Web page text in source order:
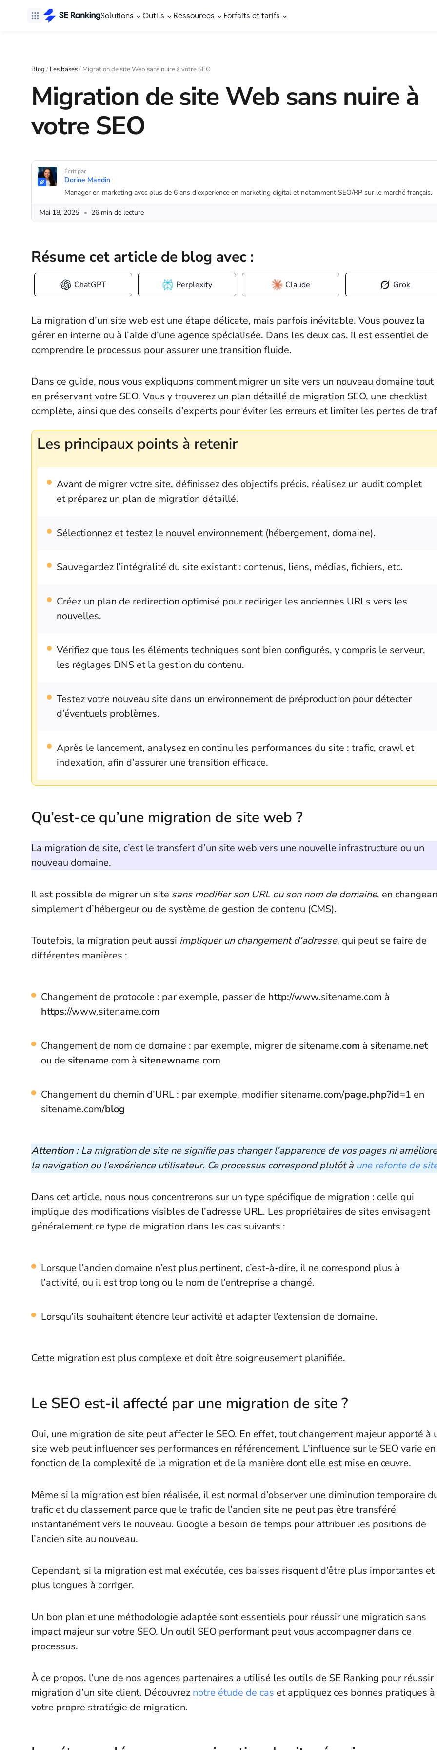
Solutions Outils Ressources Forfaits et tarifs
Blog / Les bases/ Migration de site Web sans nuire à votre SEO
Migration de site Web sans nuire à
votre SEO
Écrit par
Dorine Mandin
Manager en marketing avec plus de 6 ans d'experience en marketing digital et notamment SEO/RP sur le marché français.
Mai 18, 2025 26 min de lecture
Résume cet article de blog avec :
ChatGPT Perplexity Claude Grok
La migration d’un site web est une étape délicate, mais parfois inévitable. Vous pouvez la
gérer en interne ou à l’aide d’une agence spécialisée. Dans les deux cas, il est essentiel de
comprendre le processus pour assurer une transition fluide.
Dans ce guide, nous vous expliquons comment migrer un site vers un nouveau domaine tout
en préservant votre SEO. Vous y trouverez un plan détaillé de migration SEO, une checklist
complète, ainsi que des conseils d’experts pour éviter les erreurs et limiter les pertes de
Les principaux points à retenir
Avant de migrer votre site, définissez des objectifs précis, réalisez un audit complet
et préparez un plan de migration détaillé.
Sélectionnez et testez le nouvel environnement (hébergement, domaine).
Sauvegardez l’intégralité du site existant : contenus, liens, médias, fichiers, etc.
Créez un plan de redirection optimisé pour rediriger les anciennes URLs vers les
nouvelles.
Vérifiez que tous les éléments techniques sont bien configurés, y compris le serveur,
les réglages DNS et la gestion du contenu.
Testez votre nouveau site dans un environnement de préproduction pour détecter
d’éventuels problèmes.
Après le lancement, analysez en continu les performances du site : trafic, crawl et
indexation, afin d’assurer une transition efficace.
Qu’est-ce qu’une migration de site web ?
La migration de site, c’est le transfert d’un site web vers une nouvelle infrastructure ou un
nouveau domaine.
Il est possible de migrer un site sans modifier son URL ou son nom de domaine, en
simplement d’hébergeur ou de système de gestion de contenu (CMS).
Toutefois, la migration peut aussi impliquer un changement d’adresse, qui peut se faire de
différentes manières :
Changement de protocole : par exemple, passer de http://www.sitename.com à
https://www.sitename.com
Changement de nom de domaine : par exemple, migrer de sitename.com à sitename.net
ou de sitename.com à sitenewname.com
Changement du chemin d’URL : par exemple, modifier sitename.com/page.php?id=1 en
sitename.com/blog
Attention :La migration de site ne signifie pas changer l’apparence de vos pages ni
la navigation ou l’expérience utilisateur. Ce processus correspond plutôt à une refonte de
Dans cet article, nous nous concentrerons sur un type spécifique de migration : celle qui
implique des modifications visibles de l’adresse URL. Les propriétaires de sites envisagent
généralement ce type de migration dans les cas suivants :
Lorsque l’ancien domaine n’est plus pertinent, c’est-à-dire, il ne correspond plus à
l’activité, ou il est trop long ou le nom de l’entreprise a changé.
Lorsqu’ils souhaitent étendre leur activité et adapter l’extension de domaine.
Cette migration est plus complexe et doit être soigneusement planifiée.
Le SEO est-il affecté par une migration de site ?
Oui, une migration de site peut affecter le SEO. En effet, tout changement majeur apporté à
site web peut influencer ses performances en référencement. L’influence sur le SEO varie en
fonction de la complexité de la migration et de la manière dont elle est mise en œuvre.
Même si la migration est bien réalisée, il est normal d’observer une diminution temporaire
trafic et du classement parce que le trafic de l’ancien site ne peut pas être transféré
instantanément vers le nouveau. Google a besoin de temps pour attribuer les positions de
l’ancien site au nouveau.
Cependant, si la migration est mal exécutée, ces baisses risquent d’être plus importantes et
plus longues à corriger.
Un bon plan et une méthodologie adaptée sont essentiels pour réussir une migration sans
impact majeur sur votre SEO. Un outil SEO performant peut vous accompagner dans ce
processus.
À ce propos, l’une de nos agences partenaires a utilisé les outils de SE Ranking pour réussir
migration d’un site client. Découvrez notre étude de cas et appliquez ces bonnes pratiques à
votre propre stratégie de migration.